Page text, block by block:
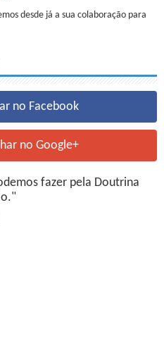
desde já a sua colaboração para
no Facebook
no Google+
fazer pela Doutrina